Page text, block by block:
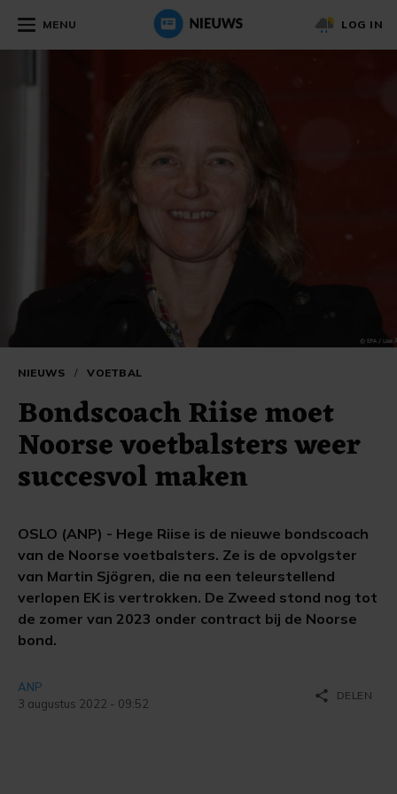
MENU LOG IN
NIEUWS / VOETBAL
Bondscoach Riise moet
Noorse voetbalsters weer
succesvol maken
OSLO (ANP) - Hege Riise is de nieuwe bondscoach
van de Noorse voetbalsters. Ze is de opvolgster
van Martin Sjögren, die na een teleurstellend
verlopen EK is vertrokken. De Zweed stond nog tot
de zomer van 2023 onder contract bij de Noorse
bond.
ANP
3 augustus 2022 - 09:52
share DELEN